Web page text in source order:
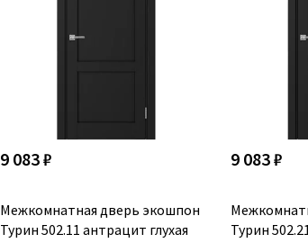
9 083 ₽
Межкомнатная дверь экошпон
Турин 502.11 антрацит глухая
9 083 ₽
Турин